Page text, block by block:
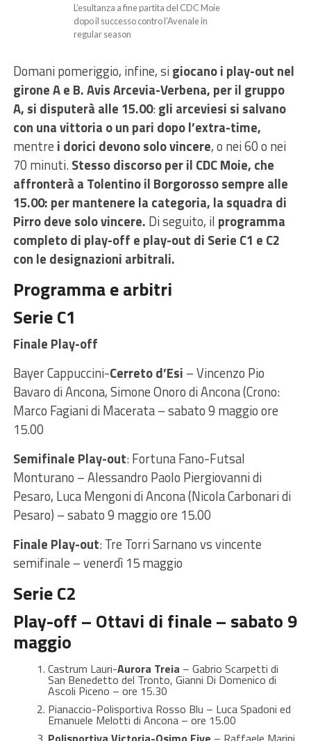
L’esultanza a fine partita del CDC Moie
dopo il successo contro l’Avenale in
regular season
Domani pomeriggio, infine, sigiocano i play-out nel
girone A e B. Avis Arcevia-Verbena, per il gruppo
A, si disputerà alle 15.00:gli arceviesi si salvano
con una vittoria o un pari dopo l’extra-time,
mentre i dorici devono solo vincere, o nei 60 o nei
70 minuti.Stesso discorso per il CDC Moie, che
affronterà a Tolentino il Borgorosso sempre alle
15.00: per mantenere la categoria, la squadra di
Pirro deve solo vincere. Di seguito, il programma
completo di play-off e play-out di Serie C1 e C2
con le designazioni arbitrali.
Programma e arbitri
Serie C1
Finale Play-off
Bayer Cappuccini-Cerreto d’Esi – Vincenzo Pio
Bavaro di Ancona, Simone Onoro di Ancona (Crono:
Marco Fagiani di Macerata – sabato 9 maggio ore
15.00
Semifinale Play-out: Fortuna Fano-Futsal
Monturano – Alessandro Paolo Piergiovanni di
Pesaro, Luca Mengoni di Ancona (Nicola Carbonari di
Pesaro) – sabato 9 maggio ore 15.00
Finale Play-out: Tre Torri Sarnano vs vincente
semifinale – venerdì 15 maggio
Serie C2
Play-off – Ottavi di finale – sabato 9
maggio
Castrum Lauri-Aurora Treia – Gabrio Scarpetti di
San Benedetto del Tronto, Gianni Di Domenico di
Ascoli Piceno – ore 15.30
Pianaccio-Polisportiva Rosso Blu – Luca Spadoni ed
Emanuele Melotti di Ancona – ore 15.00